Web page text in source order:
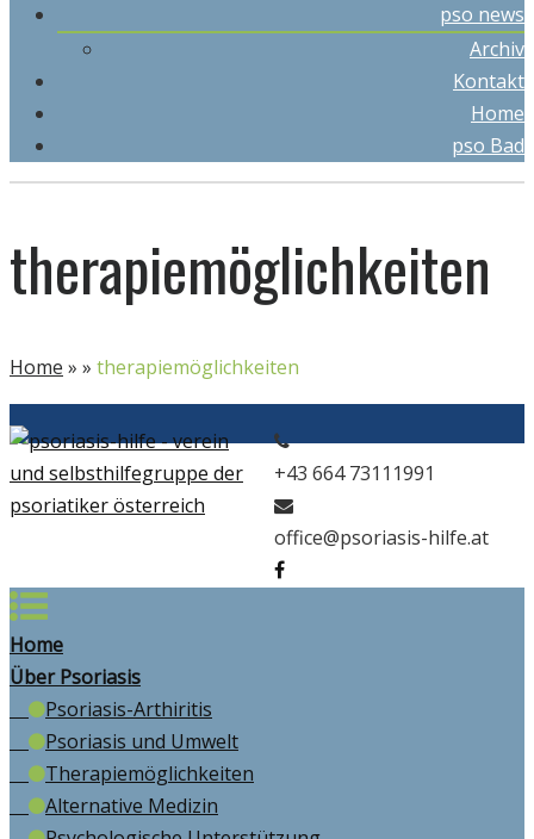
pso news
Archiv
Kontakt
Home
pso Bad
therapiemöglichkeiten
Home » » therapiemöglichkeiten
+43 664 73111991
office@psoriasis-hilfe.at
Home
Über Psoriasis
Psoriasis-Arthiritis
Psoriasis und Umwelt
Therapiemöglichkeiten
Alternative Medizin